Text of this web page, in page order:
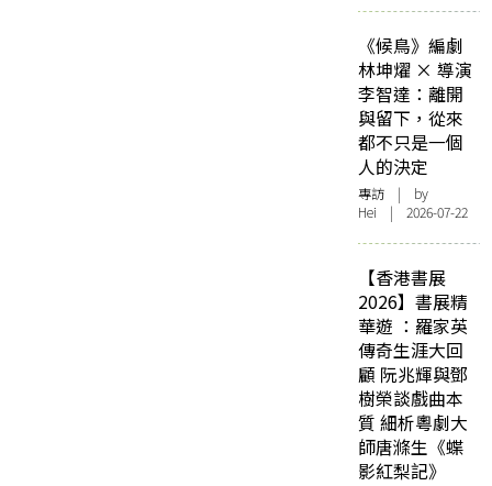
《候鳥》編劇
林坤燿 × 導演
李智達：離開
與留下，從來
都不只是一個
人的決定
專訪 | by
Hei | 2026-07-22
【香港書展
2026】書展精
華遊 ：羅家英
傳奇生涯大回
顧 阮兆輝與鄧
樹榮談戲曲本
質 細析粵劇大
師唐滌生《蝶
影紅梨記》